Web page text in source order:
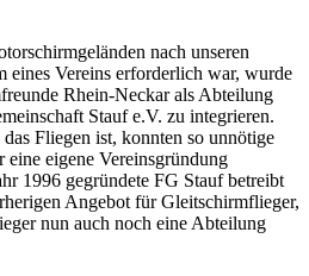
nach unseren
eines Vereins erforderlich war, wurde
Rhein-Neckar als Abteilung
Stauf e.V. zu integrieren.
Fliegen ist, konnten so unnötige
eigene Vereinsgründung
1996 gegründete FG Stauf betreibt
Angebot für Gleitschirmflieger,
nun auch noch eine Abteilung